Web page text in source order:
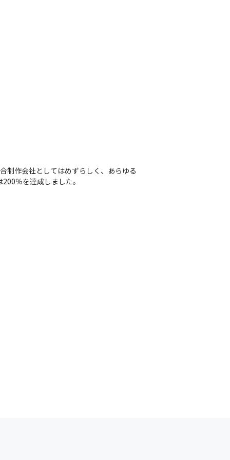
制作会社としてはめずらしく、あらゆる
％を達成しました。